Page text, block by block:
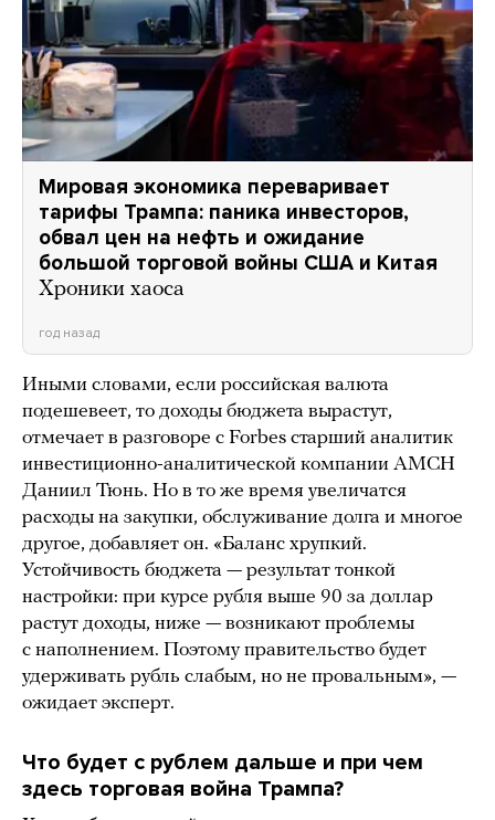
Мировая экономика переваривает
тарифы Трампа: паника инвесторов,
обвал цен на нефть и ожидание
большой торговой войны США и Китая
Хроники хаоса
год назад
Иными словами, если российская валюта
подешевеет, то доходы бюджета вырастут,
отмечает в разговоре с Forbes старший аналитик
инвестиционно-аналитической компании AMCH
Даниил Тюнь. Но в то же время увеличатся
расходы на закупки, обслуживание долга и многое
другое, добавляет он. «Баланс хрупкий.
Устойчивость бюджета — результат тонкой
настройки: при курсе рубля выше 90 за доллар
растут доходы, ниже — возникают проблемы
с наполнением. Поэтому правительство будет
удерживать рубль слабым, но не провальным», —
ожидает эксперт.
Что будет с рублем дальше и при чем
здесь торговая война Трампа?